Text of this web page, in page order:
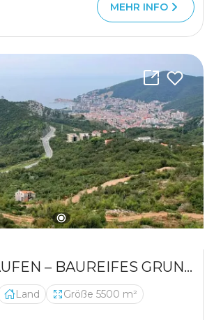
MEHR INFO
ZU VERKAUFEN – BAUREIFES GRUNDSTÜCK IN MARKOVIĆI, BUDVA
Land Größe 5500 m²